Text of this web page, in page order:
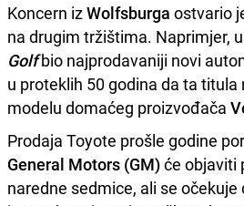
Koncern izWolfsburga ostvario
na drugim tržištima. Naprimjer,
Golfbio najprodavaniji novi
u proteklih 50 godina da ta titula
modelu domaćeg proizvođača
Prodaja Toyote prošle godine
General Motors (GM)će objaviti
naredne sedmice, ali se